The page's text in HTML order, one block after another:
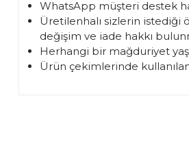
WhatsApp müşteri destek
Üretilenhalı sizlerin istediği
değişim ve iade hakkı
Herhangi bir mağduriyet
Ürün çekimlerinde